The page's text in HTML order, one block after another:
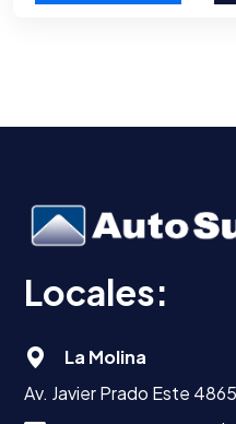
Locales:
La Molina
Av. Javier Prado Este